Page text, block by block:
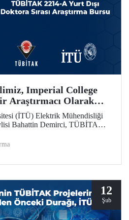
Imperial College
Araştırmacı Olarak
(İTÜ) Elektrik Mühendisliği
Bahattin Demirci, TÜBİTAK
London’da 1 yıl süreyle
12
Şub